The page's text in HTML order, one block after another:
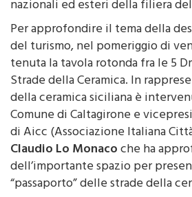
nazionali ed esteri della filiera
Per approfondire il tema della
del turismo, nel pomeriggio di
tenuta la tavola rotonda fra le 5
Strade della Ceramica. In
della ceramica siciliana è
Comune di Caltagirone e
di Aicc (Associazione Italiana
Claudio Lo Monacoche ha
dell’importante spazio per
“passaporto” delle strade della